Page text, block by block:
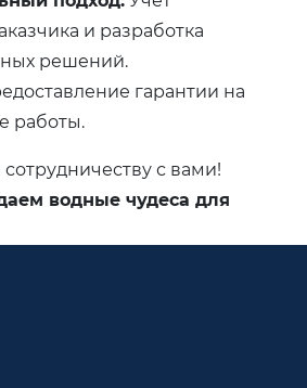
и разработка
решений.
гарантии на
работы.
с вами!
водные чудеса для